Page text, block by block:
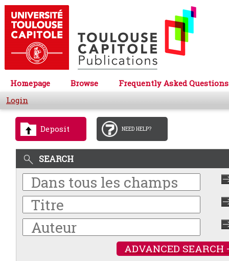
Homepage Browse
Frequently Asked Questions
Login
Deposit NEED HELP?
SEARCH
ADVANCED SEARCH